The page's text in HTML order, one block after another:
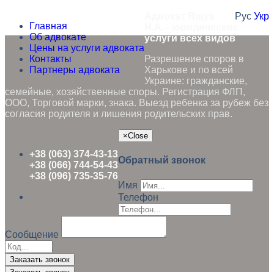
Главная
Об адвокате
Цены на услуги адвоката
Контакты
Партнеры адвоката
Рус Укр
услуги всех видов
Разрешение споров в
Харькове и по всей
Украине: гражданские,
семейные, хозяйственные споры. Регистрация ФЛП,
ООО, Торговой марки, знака. Выезд ребенка за рубеж без
согласия родителя и лишения родительских прав.
+38 (063) 374-43-13
+38 (066) 744-54-43
+38 (096) 735-35-76
×Close
Обратный звонок
Имя
Телефон
Сообщение
Заказать звонок